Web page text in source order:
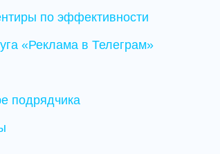
по эффективности
«Реклама в Телеграм»
подрядчика